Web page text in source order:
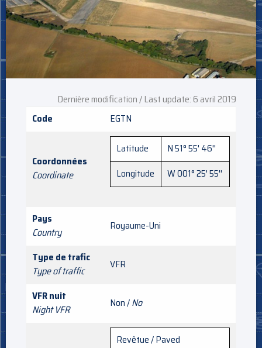
Dernière modification / Last update: 6 avril 2019
Code
EGTN
Coordonnées
Coordinate
Latitude
N 51° 55' 46''
Longitude
W 001° 25' 55''
Pays
Country
Royaume-Uni
Type de trafic
Type of traffic
VFR
VFR nuit
Night VFR
Non /No
Revêtue / Paved